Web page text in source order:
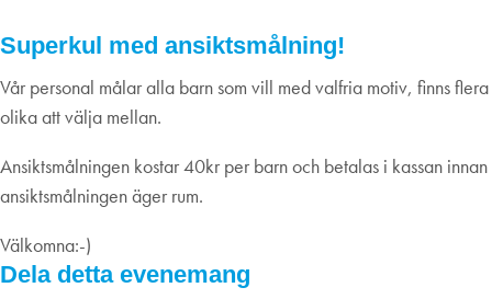
Superkul med ansiktsmålning!
Vår personal målar alla barn som vill med valfria motiv, finns flera
olika att välja mellan.
Ansiktsmålningen kostar 40kr per barn och betalas i kassan innan
ansiktsmålningen äger rum.
Välkomna:-)
Dela detta evenemang